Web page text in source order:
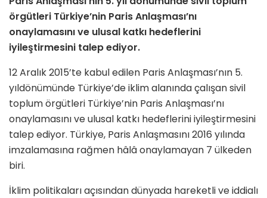
örgütleri Türkiye’nin Paris Anlaşması’nı
onaylamasını ve ulusal katkı hedeflerini
iyileştirmesini talep ediyor.
12 Aralık 2015’te kabul edilen Paris Anlaşması’nın 5.
yıldönümünde Türkiye’de iklim alanında çalışan sivil
toplum örgütleri Türkiye’nin Paris Anlaşması’nı
onaylamasını ve ulusal katkı hedeflerini iyileştirmesini
talep ediyor. Türkiye, Paris Anlaşmasını 2016 yılında
imzalamasına rağmen hâlâ onaylamayan 7 ülkeden
biri.
İklim politikaları açısından dünyada hareketli ve iddialı